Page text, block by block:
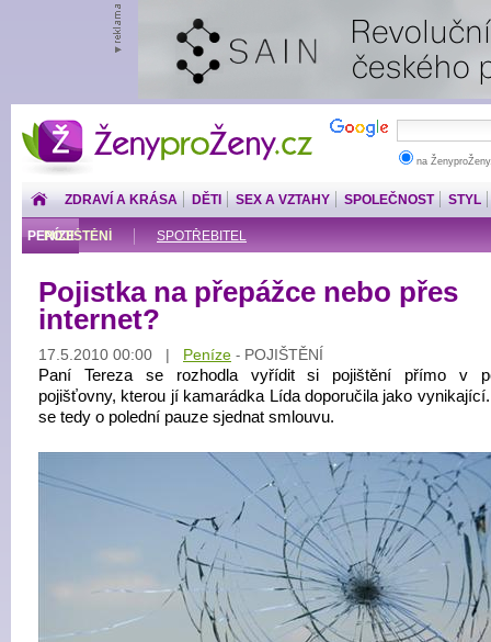
ŽenyproŽeny.cz
na
ZDRAVÍ A KRÁSA DĚTI SEX A VZTAHY SPOLEČNOST STYL
PENÍZE
POJIŠTĚNÍ SPOTŘEBITEL
Pojistka na přepážce nebo přes
internet?
17.5.2010 00:00 | Peníze - POJIŠTĚNÍ
Paní Tereza se rozhodla vyřídit si pojištění přímo v
pojišťovny, kterou jí kamarádka Lída doporučila jako
se tedy o polední pauze sjednat smlouvu.